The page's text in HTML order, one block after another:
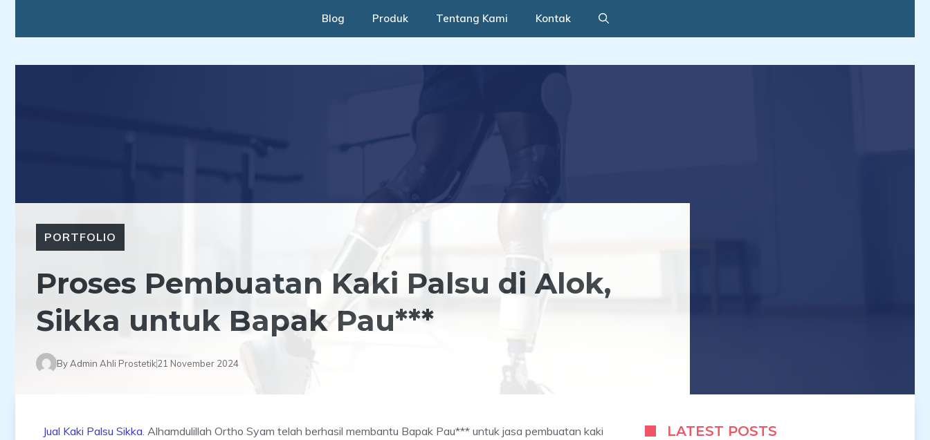
Blog Produk Tentang Kami Kontak
PORTFOLIO
Proses Pembuatan Kaki Palsu di Alok,
Sikka untuk Bapak Pau***
ByAdmin Ahli Prostetik21 November 2024
Jual Kaki Palsu Sikka. Alhamdulillah Ortho Syam telah berhasil membantu Bapak Pau*** untuk jasa pembuatan kaki
LATEST POSTS